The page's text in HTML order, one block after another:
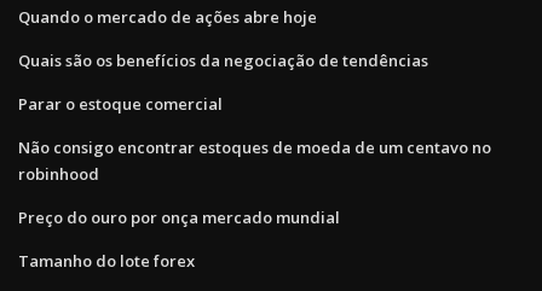
Quando o mercado de ações abre hoje
Quais são os benefícios da negociação de tendências
Parar o estoque comercial
Não consigo encontrar estoques de moeda de um centavo no
robinhood
Preço do ouro por onça mercado mundial
Tamanho do lote forex